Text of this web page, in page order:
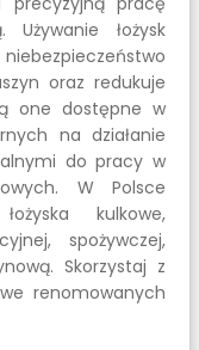
Używanie łożysk
oraz redukuje
one dostępne w
na działanie
do pracy w
W Polsce
kulkowe,
spożywczej,
Skorzystaj z
renomowanych